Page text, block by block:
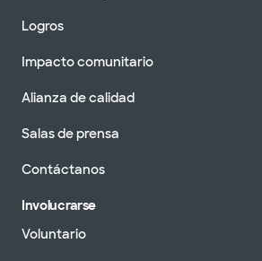
Logros
Impacto comunitario
Alianza de calidad
Salas de prensa
Contáctanos
Involucrarse
Voluntario